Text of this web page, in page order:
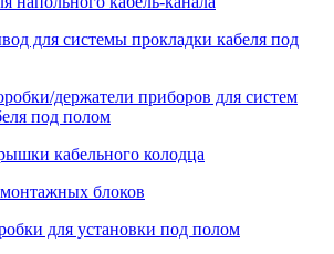
для системы прокладки кабеля под
держатели приборов для систем
под полом
кабельного колодца
блоков
для установки под полом